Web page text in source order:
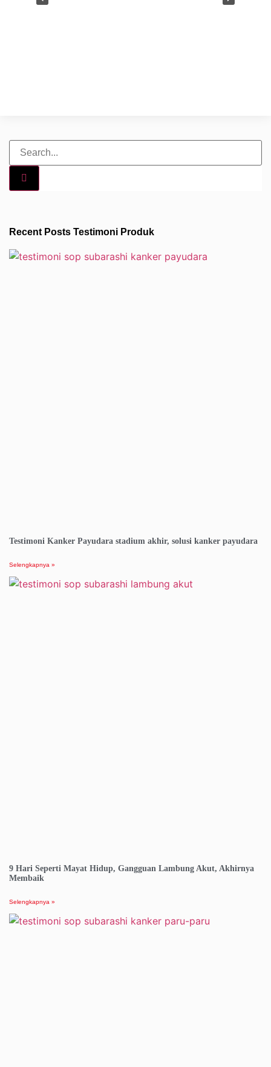
Recent Posts Testimoni Produk
Testimoni Kanker Payudara stadium akhir, solusi kanker payudara
Selengkapnya »
9 Hari Seperti Mayat Hidup, Gangguan Lambung Akut, Akhirnya
Membaik
Selengkapnya »